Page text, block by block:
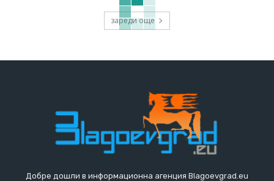
зареди още
Добре дошли в информационна агенция Blagoevgrad.eu